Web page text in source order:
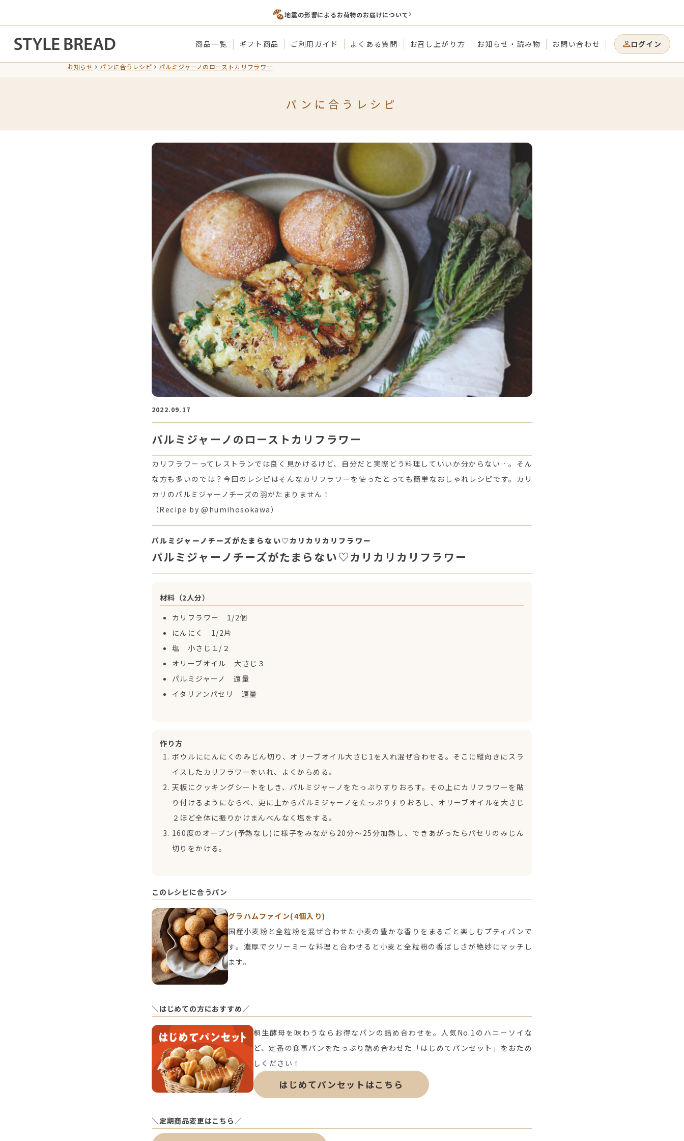
地震の影響によるお荷物のお届けについて
商品一覧 ギフト商品 ご利用ガイド よくある質問 お召し上がり方 お知らせ・読み物 お問い合わせ ログイン
お知らせ パンに合うレシピ パルミジャーノのローストカリフラワー
パンに合うレシピ
2022.09.17
パルミジャーノのローストカリフラワー
カリフラワーってレストランでは良く見かけるけど、自分だと実際どう料理していいか分からない…。そん
な方も多いのでは？今回のレシピはそんなカリフラワーを使ったとっても簡単なおしゃれレシピです。カリ
カリのパルミジャーノチーズの羽がたまりません！
（Recipe by @humihosokawa）
パルミジャーノチーズがたまらない♡カリカリカリフラワー
パルミジャーノチーズがたまらない♡カリカリカリフラワー
材料（2人分）
カリフラワー 1/2個
にんにく 1/2片
塩 小さじ１/２
オリーブオイル 大さじ３
パルミジャーノ 適量
イタリアンパセリ 適量
作り方
ボウルににんにくのみじん切り、オリーブオイル大さじ1を入れ混ぜ合わせる。そこに縦向きにスラ
イスしたカリフラワーをいれ、よくからめる。
天板にクッキングシートをしき、パルミジャーノをたっぷりすりおろす。その上にカリフラワーを貼
り付けるようにならべ、更に上からパルミジャーノをたっぷりすりおろし、オリーブオイルを大さじ
２ほど全体に振りかけまんべんなく塩をする。
160度のオーブン(予熱なし)に様子をみながら20分～25分加熱し、できあがったらパセリのみじん
切りをかける。
このレシピに合うパン
グラハムファイン(4個入り)
国産小麦粉と全粒粉を混ぜ合わせた小麦の豊かな香りをまるごと楽しむプティパンで
す。濃厚でクリーミーな料理と合わせると小麦と全粒粉の香ばしさが絶妙にマッチし
ます。
＼はじめての方におすすめ／
桐生酵母を味わうならお得なパンの詰め合わせを。人気No.1のハニーソイな
ど、定番の食事パンをたっぷり詰め合わせた「はじめてパンセット」をおため
しください！
はじめてパンセットはこちら
＼定期商品変更はこちら／